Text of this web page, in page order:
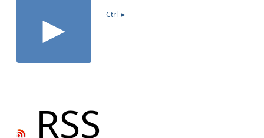
► Ctrl ►
RSS